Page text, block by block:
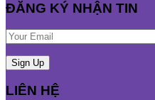
ĐĂNG KÝ NHẬN TIN
LIÊN HỆ